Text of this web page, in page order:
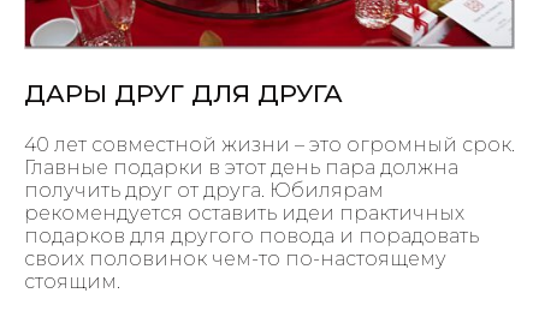
ДАРЫ ДРУГ ДЛЯ ДРУГА
40 лет совместной жизни – это огромный срок.
Главные подарки в этот день пара должна
получить друг от друга. Юбилярам
рекомендуется оставить идеи практичных
подарков для другого повода и порадовать
своих половинок чем-то по-настоящему
стоящим.